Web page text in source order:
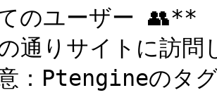
のユーザー 👥**